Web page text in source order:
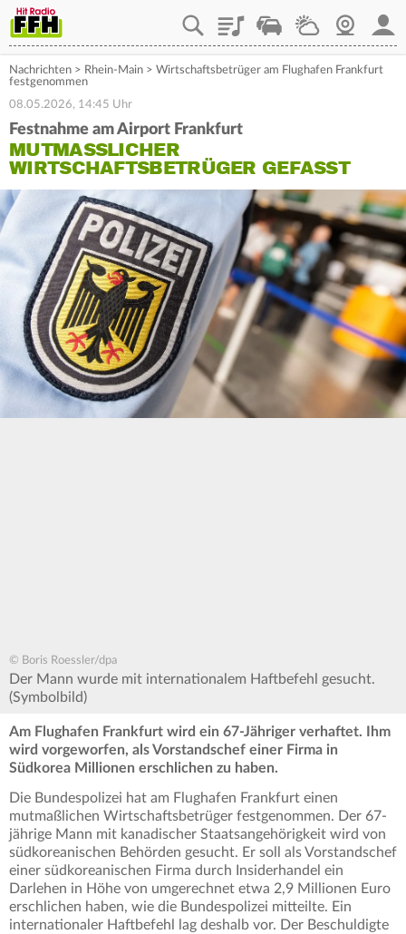
PlaylistStaupilotWetterWebcam
Nachrichten > Rhein-Main > Wirtschaftsbetrüger am Flughafen Frankfurt
festgenommen
08.05.2026, 14:45 Uhr
Festnahme am Airport Frankfurt
MUTMASSLICHER W
IRTSCHAFTSBETRÜGER GEFASST
© Boris Roessler/dpa
Der Mann wurde mit internationalem Haftbefehl gesucht.
(Symbolbild)
Am Flughafen Frankfurt wird ein 67-Jähriger verhaftet. Ihm
wird vorgeworfen, als Vorstandschef einer Firma in
Südkorea Millionen erschlichen zu haben.
Die Bundespolizei hat am Flughafen Frankfurt einen
mutmaßlichen Wirtschaftsbetrüger festgenommen. Der 67-
jährige Mann mit kanadischer Staatsangehörigkeit wird von
südkoreanischen Behörden gesucht. Er soll als Vorstandschef
einer südkoreanischen Firma durch Insiderhandel ein
Darlehen in Höhe von umgerechnet etwa 2,9 Millionen Euro
erschlichen haben, wie die Bundespolizei mitteilte. Ein
internationaler Haftbefehl lag deshalb vor. Der Beschuldigte